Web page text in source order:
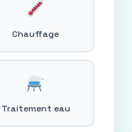
Chauffage
Traitement eau